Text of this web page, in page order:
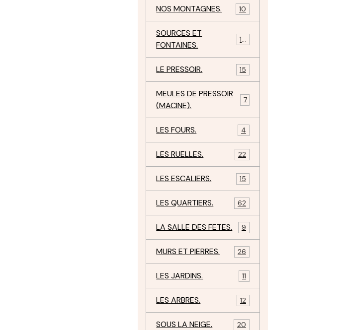
NOS MONTAGNES. 10
SOURCES ET
FONTAINES.
10
LE PRESSOIR. 15
MEULES DE PRESSOIR
(MACINE).
7
LES FOURS. 4
LES RUELLES. 22
LES ESCALIERS. 15
LES QUARTIERS. 62
LA SALLE DES FETES. 9
MURS ET PIERRES. 26
LES JARDINS. 11
LES ARBRES. 12
SOUS LA NEIGE. 20